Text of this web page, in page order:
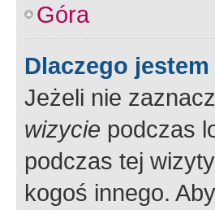
Góra
Dlaczego
Jeżeli nie
wizycie podczas
podczas tej
kogoś innego.